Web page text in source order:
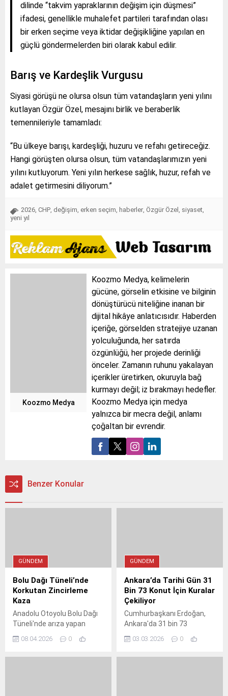
dilinde “takvim yapraklarının değişim için düşmesi”
ifadesi, genellikle muhalefet partileri tarafından olası
bir erken seçime veya iktidar değişikliğine yapılan en
güçlü göndermelerden biri olarak kabul edilir.
Barış ve Kardeşlik Vurgusu
Siyasi görüşü ne olursa olsun tüm vatandaşların yeni yılını
kutlayan Özgür Özel, mesajını birlik ve beraberlik
temennileriyle tamamladı:
“Bu ülkeye barışı, kardeşliği, huzuru ve refahı getireceğiz.
Hangi görüşten olursa olsun, tüm vatandaşlarımızın yeni
yılını kutluyorum. Yeni yılın herkese sağlık, huzur, refah ve
adalet getirmesini diliyorum.”
2026, CHP, değişim, erken seçim, haberler, Özgür Özel , siyaset,
yeni yıl
Koozmo Medya
Koozmo Medya, kelimelerin
gücüne, görselin etkisine ve bilginin
dönüştürücü niteliğine inanan bir
dijital hikâye anlatıcısıdır. Haberden
içeriğe, görselden stratejiye uzanan
yolculuğunda, her satırda
özgünlüğü, her projede derinliği
önceler. Zamanın ruhunu yakalayan
içerikler üretirken, okuruyla bağ
kurmayı değil; iz bırakmayı hedefler.
Koozmo Medya için medya
yalnızca bir mecra değil, anlamı
çoğaltan bir evrendir.
Benzer Konular
GÜNDEM
Bolu Dağı Tüneli’nde
Korkutan Zincirleme
Kaza
Anadolu Otoyolu Bolu Dağı
Tüneli'nde arıza yapan
otomobile tırın çarpması
sonucu meydana gelen
08.04.2026 0
GÜNDEM
Ankara’da Tarihi Gün 31
Bin 73 Konut İçin Kuralar
Çekiliyor
Cumhurbaşkanı Erdoğan,
Ankara'da 31 bin 73
konutun kura çekim
töreninde konuştu.
03.03.2026 0